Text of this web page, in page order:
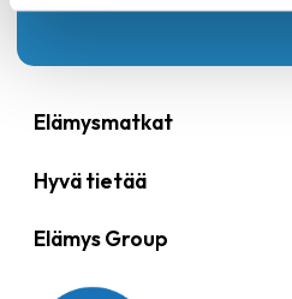
Elämysmatkat
Hyvä tietää
Elämys Group